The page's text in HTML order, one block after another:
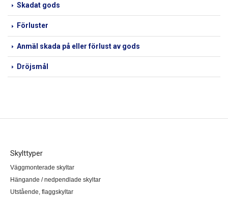
Skadat gods
Förluster
Anmäl skada på eller förlust av gods
Dröjsmål
Skylttyper
Väggmonterade skyltar
Hängande / nedpendlade skyltar
Utstående, flaggskyltar